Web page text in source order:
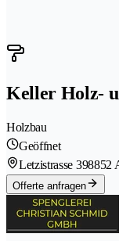
Keller Holz-
Holzbau
Geöffnet
Letzistrasse 398852
Offerte anfragen